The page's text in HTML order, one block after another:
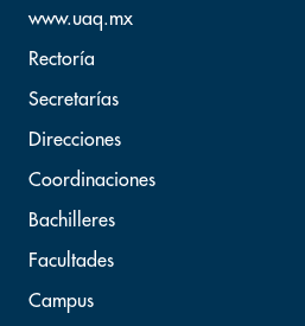
www.uaq.mx
Rectoría
Secretarías
Direcciones
Coordinaciones
Bachilleres
Facultades
Campus